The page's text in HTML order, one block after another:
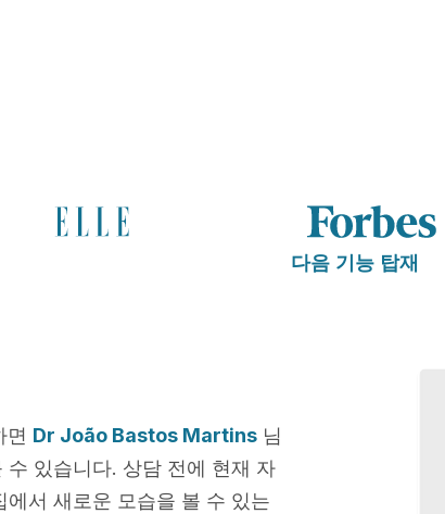
다음 기능 탑재
면 Dr João Bastos Martins 님
있습니다. 상담 전에 현재 자
서 새로운 모습을 볼 수 있는